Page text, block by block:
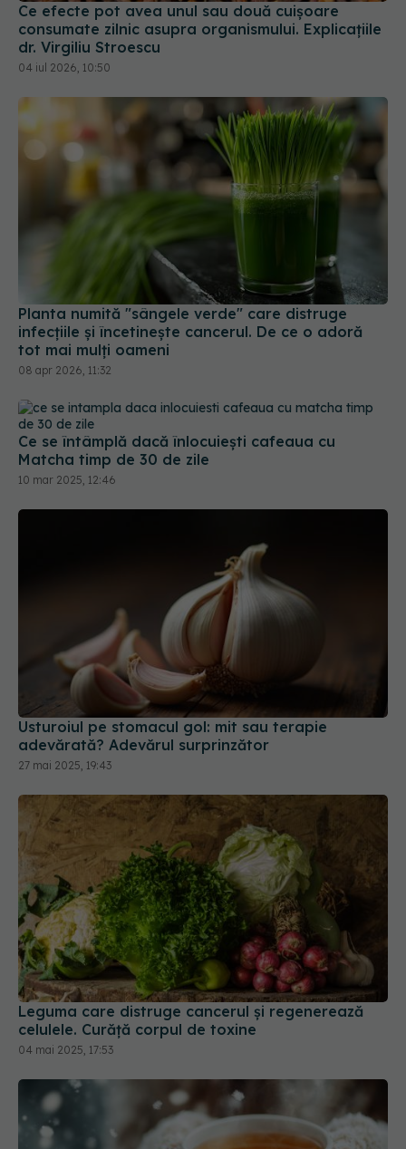
Ce efecte pot avea unul sau două cuișoare
consumate zilnic asupra organismului. Explicațiile
dr. Virgiliu Stroescu
04 iul 2026, 10:50
Planta numită "sângele verde" care distruge
infecțiile și încetinește cancerul. De ce o adoră
tot mai mulți oameni
08 apr 2026, 11:32
Ce se întâmplă dacă înlocuiești cafeaua cu
Matcha timp de 30 de zile
10 mar 2025, 12:46
Usturoiul pe stomacul gol: mit sau terapie
adevărată? Adevărul surprinzător
27 mai 2025, 19:43
Leguma care distruge cancerul și regenerează
celulele. Curăță corpul de toxine
04 mai 2025, 17:53